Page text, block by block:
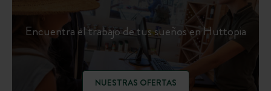
Encuentra el trabajo de tus sueños en Huttopia
NUESTRAS OFERTAS